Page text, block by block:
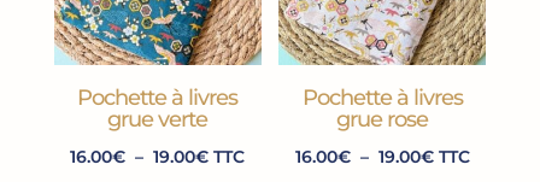
Pochette à livres
grue verte
16.00€ – 19.00€Plage
TTC
Pochette à livres
grue rose
16.00€ – 19.00€Plage
TTC